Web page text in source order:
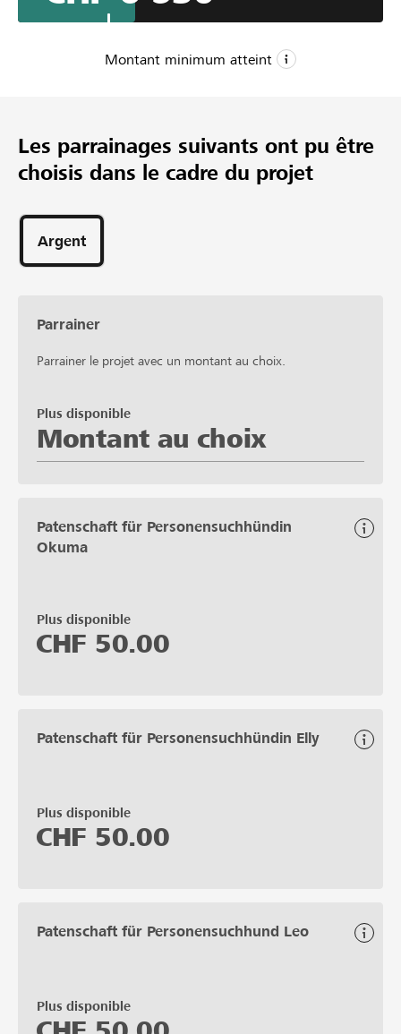
vermissten Bewohnern unterstützen, darunter: Sennhof,
Montant minimum atteint
CHF 20’000
Montant désiré
Parrainages
Les parrainages suivants ont pu être
choisis dans le cadre du projet
Argent
Parrainer
Parrainer le projet avec un montant au choix.
Montant au choix
Plus disponible
Patenschaft für Personensuchhündin
Okuma
Plus disponible
CHF 50.00
Patenschaft für Personensuchhündin Elly
Plus disponible
CHF 50.00
Patenschaft für Personensuchhund Leo
Plus disponible